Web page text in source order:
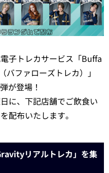
子トレカサービス「Buffa
ファローズトレカ）」
が登場！
に、下記店舗でご飲食い
配布いたします。
リアルトレカ」を集